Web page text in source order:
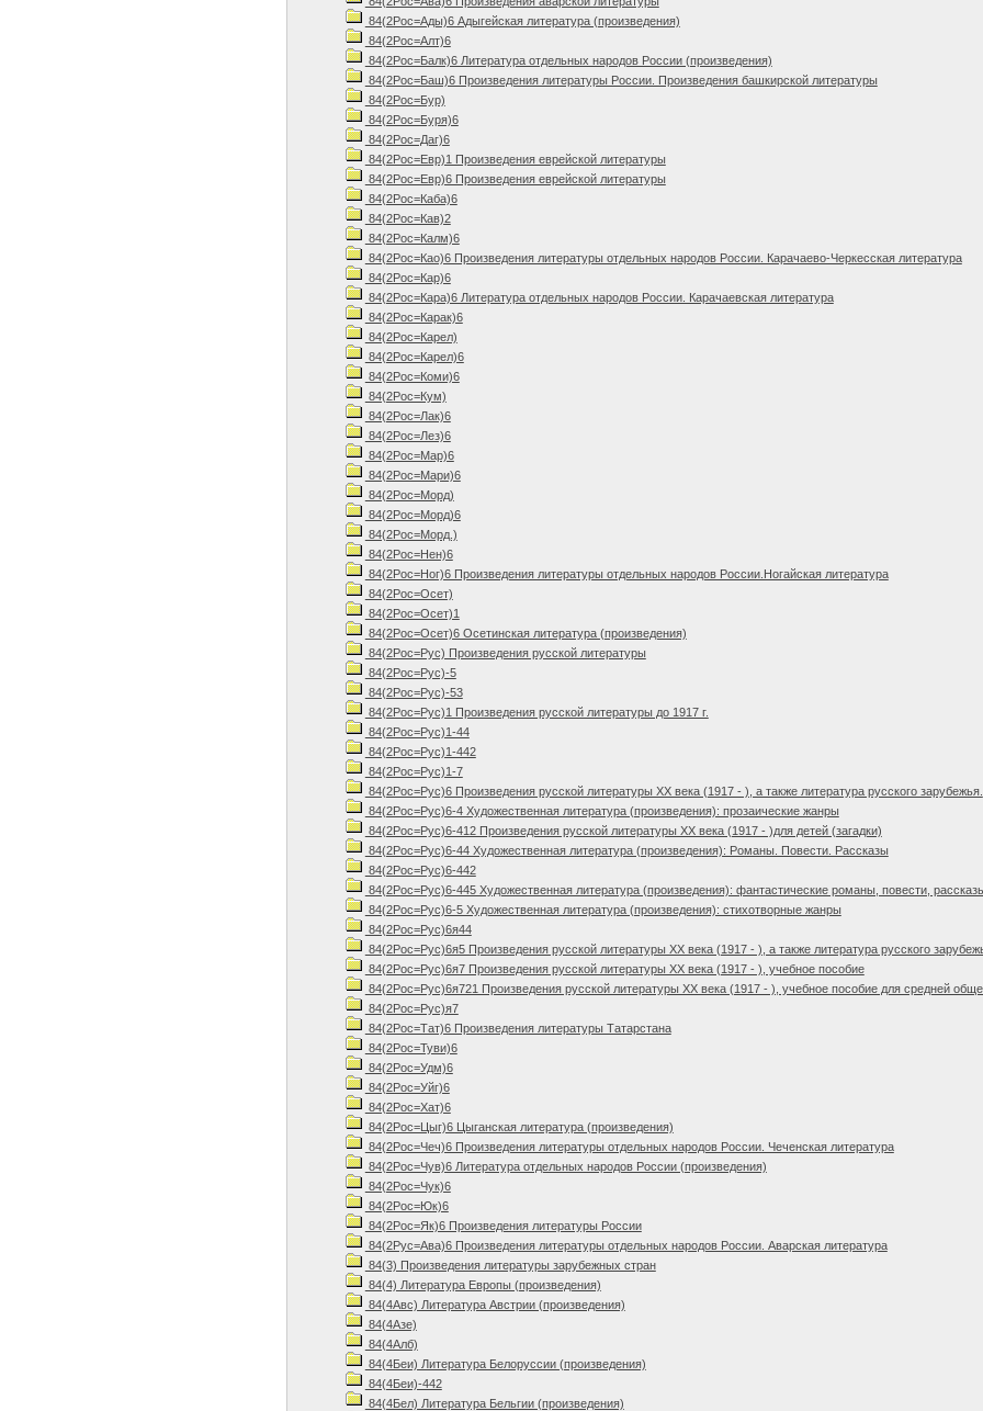
84(2Рос=Ады)6 Адыгейская литература (произведения)
84(2Рос=Алт)6
84(2Рос=Балк)6 Литература отдельных народов России (произведения)
84(2Рос=Баш)6 Произведения литературы России. Произведения башкирской литературы
84(2Рос=Бур)
84(2Рос=Буря)6
84(2Рос=Даг)6
84(2Рос=Евр)1 Произведения еврейской литературы
84(2Рос=Евр)6 Произведения еврейской литературы
84(2Рос=Каба)6
84(2Рос=Кав)2
84(2Рос=Калм)6
84(2Рос=Као)6 Произведения литературы отдельных народов России. Карачаево-Черкесская литература
84(2Рос=Кар)6
84(2Рос=Кара)6 Литература отдельных народов России. Карачаевская литература
84(2Рос=Карак)6
84(2Рос=Карел)
84(2Рос=Карел)6
84(2Рос=Коми)6
84(2Рос=Кум)
84(2Рос=Лак)6
84(2Рос=Лез)6
84(2Рос=Мар)6
84(2Рос=Мари)6
84(2Рос=Морд)
84(2Рос=Морд)6
84(2Рос=Морд.)
84(2Рос=Нен)6
84(2Рос=Ног)6 Произведения литературы отдельных народов России.Ногайская литература
84(2Рос=Осет)
84(2Рос=Осет)1
84(2Рос=Осет)6 Осетинская литература (произведения)
84(2Рос=Рус) Произведения русской литературы
84(2Рос=Рус)-5
84(2Рос=Рус)-53
84(2Рос=Рус)1 Произведения русской литературы до 1917 г.
84(2Рос=Рус)1-44
84(2Рос=Рус)1-442
84(2Рос=Рус)1-7
84(2Рос=Рус)6 Произведения русской литературы XX века (1917 - ), а также литература русского зарубежья.
84(2Рос=Рус)6-4 Художественная литература (произведения): прозаические жанры
84(2Рос=Рус)6-412 Произведения русской литературы XX века (1917 - )для детей (загадки)
84(2Рос=Рус)6-44 Художественная литература (произведения): Романы. Повести. Рассказы
84(2Рос=Рус)6-442
84(2Рос=Рус)6-445 Художественная литература (произведения): фантастические романы, повести,
84(2Рос=Рус)6-5 Художественная литература (произведения): стихотворные жанры
84(2Рос=Рус)6я44
84(2Рос=Рус)6я5 Произведения русской литературы XX века (1917 - ), а также литература русского
84(2Рос=Рус)6я7 Произведения русской литературы XX века (1917 - ), учебное пособие
84(2Рос=Рус)6я721 Произведения русской литературы XX века (1917 - ), учебное пособие для средней
84(2Рос=Рус)я7
84(2Рос=Тат)6 Произведения литературы Татарстана
84(2Рос=Туви)6
84(2Рос=Удм)6
84(2Рос=Уйг)6
84(2Рос=Хат)6
84(2Рос=Цыг)6 Цыганская литература (произведения)
84(2Рос=Чеч)6 Произведения литературы отдельных народов России. Чеченская литература
84(2Рос=Чув)6 Литература отдельных народов России (произведения)
84(2Рос=Чук)6
84(2Рос=Юк)6
84(2Рос=Як)6 Произведения литературы России
84(2Рус=Ава)6 Произведения литературы отдельных народов России. Аварская литература
84(3) Произведения литературы зарубежных стран
84(4) Литература Европы (произведения)
84(4Авс) Литература Австрии (произведения)
84(4Азе)
84(4Алб)
84(4Беи) Литература Белоруссии (произведения)
84(4Беи)-442
84(4Бел) Литература Бельгии (произведения)